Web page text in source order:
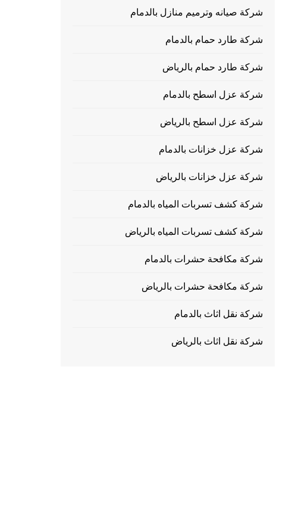
شركة صيانه وترميم منازل بالدمام
شركة طارد حمام بالدمام
شركة طارد حمام بالرياض
شركة عزل اسطح بالدمام
شركة عزل اسطح بالرياض
شركة عزل خزانات بالدمام
شركة عزل خزانات بالرياض
شركة كشف تسربات المياه بالدمام
شركة كشف تسربات المياه بالرياض
شركة مكافحة حشرات بالدمام
شركة مكافحة حشرات بالرياض
شركة نقل اثاث بالدمام
شركة نقل اثاث بالرياض